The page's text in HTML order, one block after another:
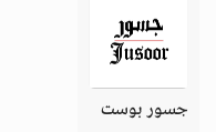
جسور بوست